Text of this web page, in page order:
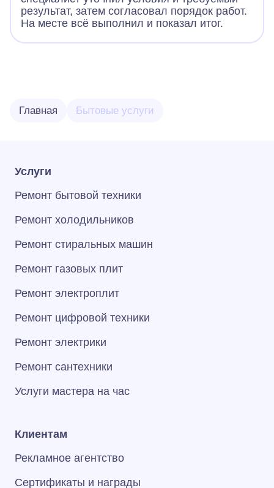
результат, затем согласовал порядок работ.
На месте всё выполнил и показал итог.
Главная Бытовые услуги
Услуги
Ремонт бытовой техники
Ремонт холодильников
Ремонт стиральных машин
Ремонт газовых плит
Ремонт электроплит
Ремонт цифровой техники
Ремонт электрики
Ремонт сантехники
Услуги мастера на час
Клиентам
Рекламное агентство
Сертификаты и награды